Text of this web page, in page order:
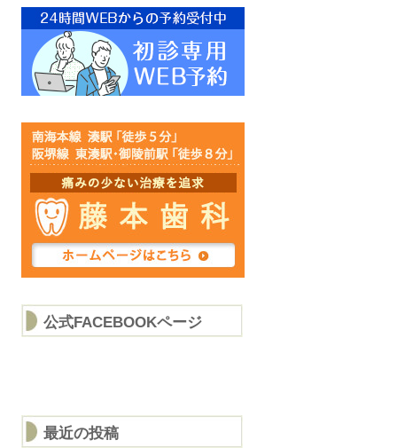
公式FACEBOOKページ
最近の投稿